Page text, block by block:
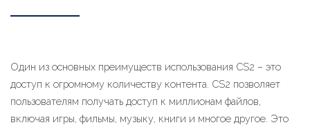
Один из основных преимуществ использования CS2 – это
доступ к огромному количеству контента. CS2 позволяет
пользователям получать доступ к миллионам файлов,
включая игры, фильмы, музыку, книги и многое другое. Это